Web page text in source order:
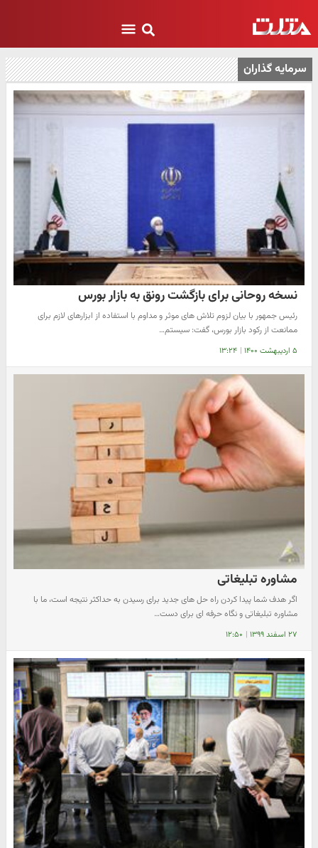
سرمایه گذاران
نسخه روحانی برای بازگشت رونق به بازار بورس
رئیس جمهور با بیان لزوم تلاش های موثر و مداوم با استفاده از ابزارهای لازم برای
ممانعت از رکود بازار بورس، گفت: سیستم…
۵ اردیبهشت ۱۴۰۰ | ۱۳:۲۴
مشاوره تبلیغاتی
اگر هدف شما پیدا کردن راه حل های جدید برای رسیدن به حداکثر نتیجه است، ما با
مشاوره تبلیغاتی و نگاه حرفه ای برای دست…
۲۷ اسفند ۱۳۹۹ | ۱۲:۵۰